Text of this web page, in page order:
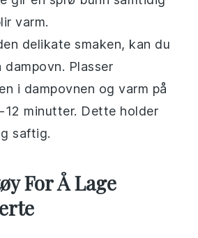
varm.
delikate smaken, kan du
dampovn. Plasser
i dampovnen og varm på
12 minutter. Dette holder
saftig.
For Å Lage